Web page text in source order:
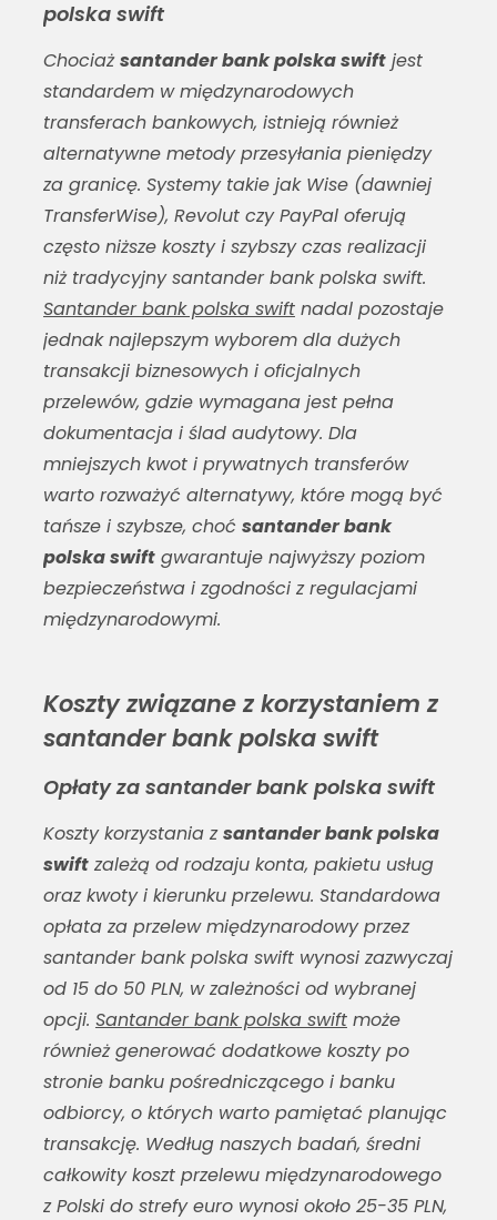
polska swift
Chociażsantander bank polska swiftjest
standardem w międzynarodowych
transferach bankowych, istnieją również
alternatywne metody przesyłania pieniędzy
za granicę. Systemy takie jak Wise (dawniej
TransferWise), Revolut czy PayPal oferują
często niższe koszty i szybszy czas realizacji
niż tradycyjnysantander bank polska swift.
Santander bank polska swiftnadal pozostaje
jednak najlepszym wyborem dla dużych
transakcji biznesowych i oficjalnych
przelewów, gdzie wymagana jest pełna
dokumentacja i ślad audytowy. Dla
mniejszych kwot i prywatnych transferów
warto rozważyć alternatywy, które mogą być
tańsze i szybsze, choć santander bank
polska swiftgwarantuje najwyższy poziom
bezpieczeństwa i zgodności z regulacjami
międzynarodowymi.
Koszty związane z korzystaniem z
santander bank polska swift
Opłaty za santander bank polska swift
Koszty korzystania zsantander bank polska
swiftzależą od rodzaju konta, pakietu usług
oraz kwoty i kierunku przelewu. Standardowa
opłata za przelew międzynarodowy przez
santander bank polska swiftwynosi zazwyczaj
od 15 do 50 PLN, w zależności od wybranej
opcji. Santander bank polska swiftmoże
również generować dodatkowe koszty po
stronie banku pośredniczącego i banku
odbiorcy, o których warto pamiętać planując
transakcję. Według naszych badań, średni
całkowity koszt przelewu międzynarodowego
z Polski do strefy euro wynosi około 25-35 PLN,